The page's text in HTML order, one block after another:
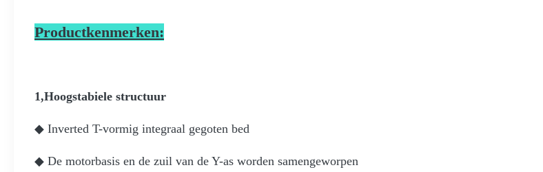
Productkenmerken:
1,Hoogstabiele structuur
◆ Inverted T-vormig integraal gegoten bed
◆ De motorbasis en de zuil van de Y-as worden samengeworpen